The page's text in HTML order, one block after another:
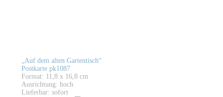
„Auf dem alten Gartentisch“
Postkarte pk1087
Format: 11,8 x 16,8 cm
Ausrichtung: hoch
Lieferbar: sofort